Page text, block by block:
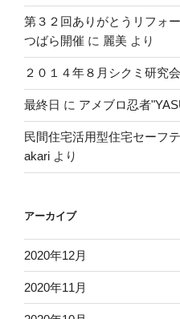
第３２回ありがとうリフォ
つばら開催 に 麗美 より
２０１４年８月シクミ研究
最終日 に アメブロ忍者
民間住宅活用型住宅セーフ
akari より
アーカイブ
2020年12月
2020年11月